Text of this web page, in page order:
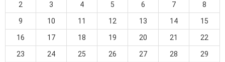
2 3 4 5 6 7 8
9 10 11 12 13 14 15
16 17 18 19 20 21 22
23 24 25 26 27 28 29